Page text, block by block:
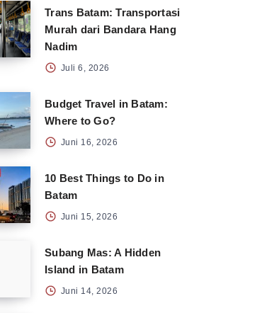
Trans Batam: Transportasi
Murah dari Bandara Hang
Nadim
Juli 6, 2026
Budget Travel in Batam:
Where to Go?
Juni 16, 2026
10 Best Things to Do in
Batam
Juni 15, 2026
Subang Mas: A Hidden
Island in Batam
Juni 14, 2026